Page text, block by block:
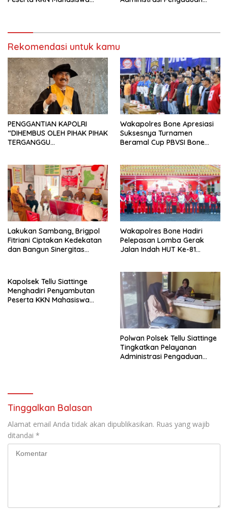
Rekomendasi untuk kamu
PENGGANTIAN KAPOLRI
“DIHEMBUS OLEH PIHAK PIHAK
TERGANGGU
Wakapolres Bone Apresiasi
Suksesnya Turnamen
Beramal Cup PBVSI Bone
Lakukan Sambang, Brigpol
Fitriani Ciptakan Kedekatan
dan Bangun Sinergitas
Wakapolres Bone Hadiri
Pelepasan Lomba Gerak
Jalan Indah HUT Ke-81
Kapolsek Tellu Siattinge
Menghadiri Penyambutan
Peserta KKN Mahasiswa
Polwan Polsek Tellu Siattinge
Tingkatkan Pelayanan
Administrasi Pengaduan
Tinggalkan Balasan
Alamat email Anda tidak akan dipublikasikan. Ruas yang wajib
ditandai *